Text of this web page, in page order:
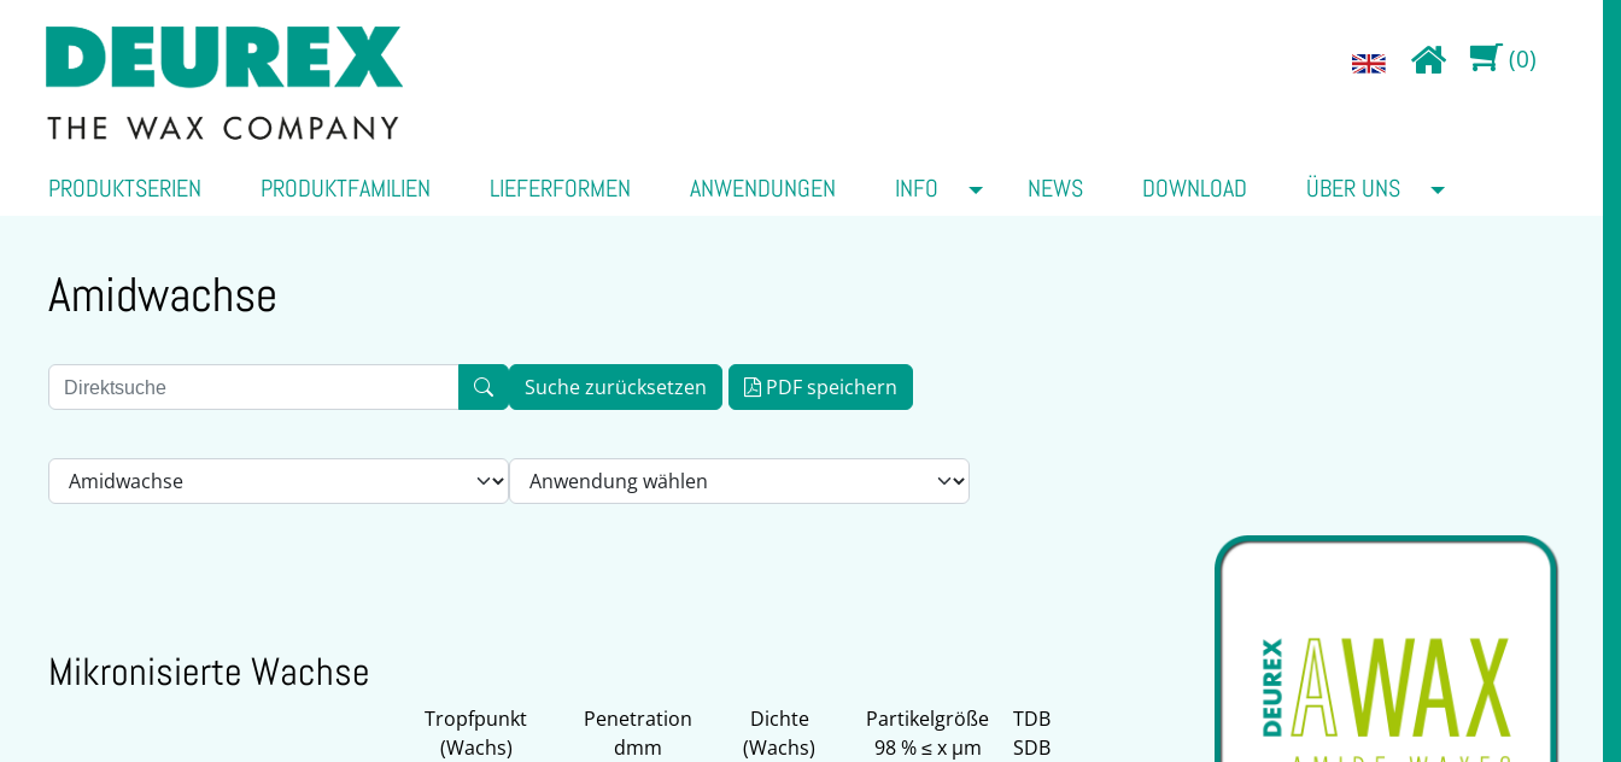
(0)
PRODUKTSERIEN PRODUKTFAMILIEN LIEFERFORMEN ANWENDUNGEN INFO NEWS DOWNLOAD ÜBER UNS
Amidwachse
Suche zurücksetzen PDF speichern
Mikronisierte Wachse
Tropfpunkt
(Wachs)
Penetration
dmm
Dichte
(Wachs)
Partikelgröße
98 % ≤ x µm
TDB
SDB